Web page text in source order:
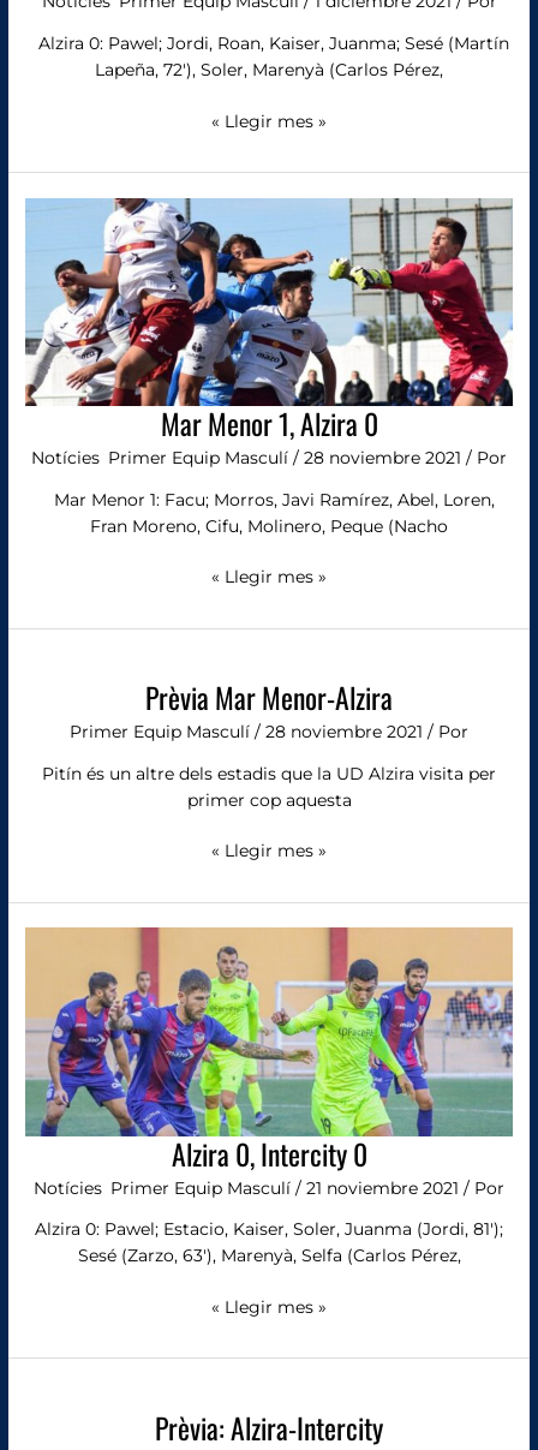
Alzira 0: Pawel; Jordi, Roan, Kaiser, Juanma; Sesé (Martín
Lapeña, 72′), Soler, Marenyà (Carlos Pérez,
« Llegir mes »
Mar Menor 1, Alzira 0
Notícies Primer Equip Masculí / 28 noviembre 2021 / Por
Mar Menor 1: Facu; Morros, Javi Ramírez, Abel, Loren,
Fran Moreno, Cifu, Molinero, Peque (Nacho
1,
Alzira
0
« Llegir mes »
Prèvia Mar Menor-Alzira
Primer Equip Masculí / 28 noviembre 2021 / Por
Pitín és un altre dels estadis que la UD Alzira visita per
primer cop aquesta
Menor-
Alzira
« Llegir mes »
Alzira 0, Intercity 0
Notícies Primer Equip Masculí / 21 noviembre 2021 / Por
Alzira 0: Pawel; Estacio, Kaiser, Soler, Juanma (Jordi, 81′);
Sesé (Zarzo, 63′), Marenyà, Selfa (Carlos Pérez,
Intercity
0
« Llegir mes »
Prèvia: Alzira-Intercity
Intercity